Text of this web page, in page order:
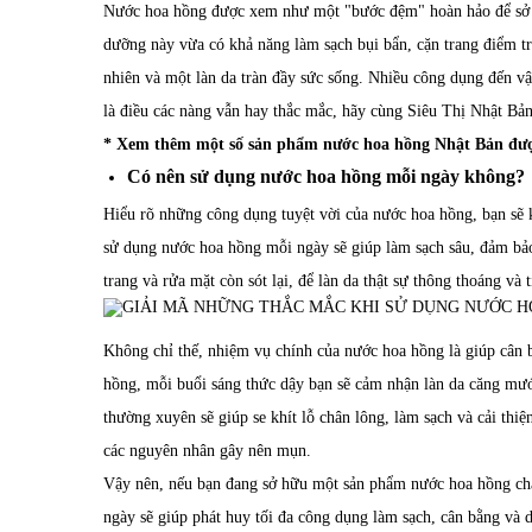
Nước hoa hồng được xem như một "bước đệm" hoàn hảo để
dưỡng này vừa có khả năng làm sạch bụi bẩn, cặn trang điểm
nhiên và một làn da tràn đầy sức sống. Nhiều công dụng đến
là điều các nàng vẫn hay thắc mắc, hãy cùng Siêu Thị Nhật
* Xem thêm một số sản phẩm nước hoa hồng Nhật Bản
Có nên sử dụng nước hoa hồng mỗi ngày không?
Hiểu rõ những công dụng tuyệt vời của nước hoa hồng, bạn
sử dụng nước hoa hồng mỗi ngày sẽ giúp làm sạch sâu, đảm
trang và rửa mặt còn sót lại, để làn da thật sự thông thoáng và
Không chỉ thế, nhiệm vụ chính của nước hoa hồng là giúp
hồng, mỗi buổi sáng thức dậy bạn sẽ cảm nhận làn da căng
thường xuyên sẽ giúp se khít lỗ chân lông, làm sạch và cải
các nguyên nhân gây nên mụn.
Vậy nên, nếu bạn đang sở hữu một sản phẩm nước hoa hồng
ngày sẽ giúp phát huy tối đa công dụng làm sạch, cân bằng